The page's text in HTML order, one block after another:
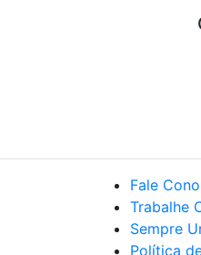
Fale
Trabalhe
Sempre
Política